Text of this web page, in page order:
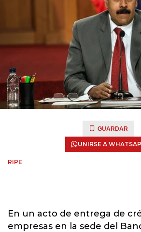
GUARDAR
UNIRSE A
RIPE
En un acto de entrega de
empresas en la sede del